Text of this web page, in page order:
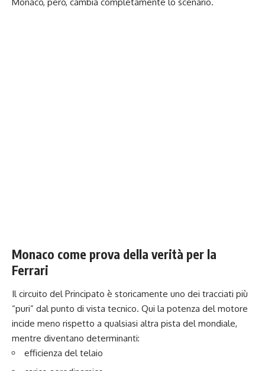
Monaco come prova della verità per la
Ferrari
Il circuito del Principato è storicamente uno dei tracciati più
“puri” dal punto di vista tecnico. Qui la potenza del motore
incide meno rispetto a qualsiasi altra pista del mondiale,
mentre diventano determinanti:
efficienza del telaio